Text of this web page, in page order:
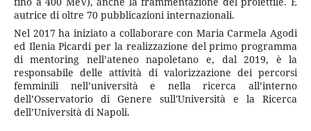
autrice di oltre 70 pubblicazioni internazionali.
Nel 2017 ha iniziato a collaborare con Maria Carmela Agodi
ed Ilenia Picardi per la realizzazione del primo programma
di mentoring nell’ateneo napoletano e, dal 2019, è la
responsabile delle attività di valorizzazione dei percorsi
femminili nell’università e nella ricerca all’interno
dell’Osservatorio di Genere sull'Università e la Ricerca
dell’Università di Napoli.